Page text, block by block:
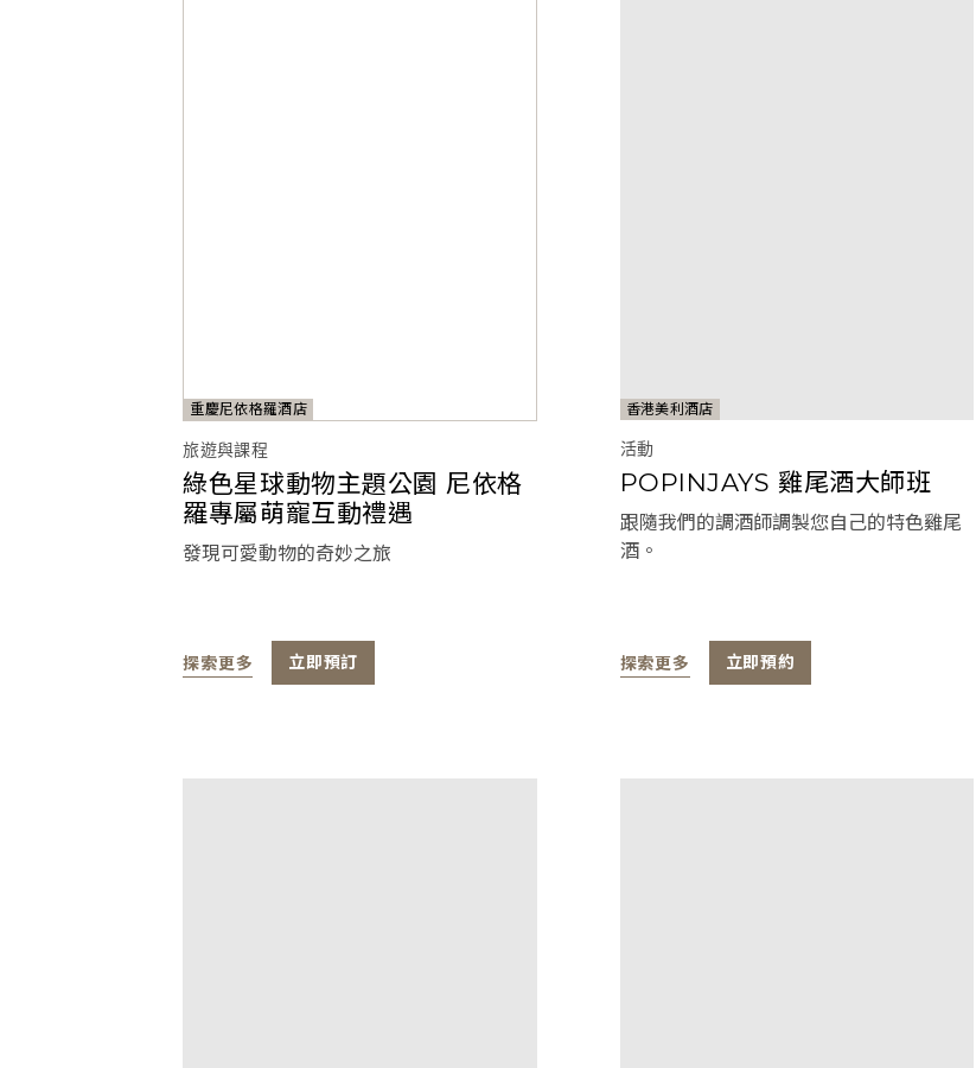
重慶尼依格羅酒店
旅遊與課程
綠色星球動物主題公園 尼依格
羅專屬萌寵互動禮遇
發現可愛動物的奇妙之旅
探索更多 立即預訂
香港美利酒店
活動
POPINJAYS 雞尾酒大師班
跟隨我們的調酒師調製您自己的特色雞尾
酒。
探索更多 立即預約